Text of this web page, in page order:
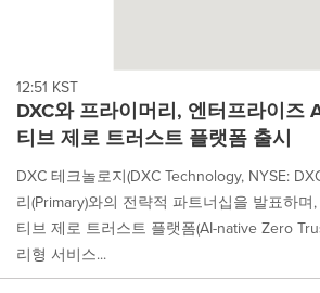
12:51 KST
DXC와 프라이머리, 엔터프라이즈
티브 제로 트러스트 플랫폼 출시
DXC 테크놀로지(DXC Technology, NYSE:
리(Primary)와의 전략적 파트너십을 발표하며
티브 제로 트러스트 플랫폼(AI-native Zero
리형 서비스...